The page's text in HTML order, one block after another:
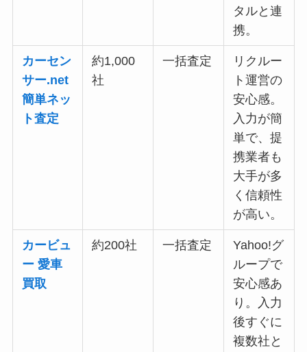
タルと連
携。
カーセン
サー.net
簡単ネッ
ト査定
約1,000
社
一括査定
リクルー
ト運営の
安心感。
入力が簡
単で、提
携業者も
大手が多
く信頼性
が高い。
カービュ
ー 愛車
買取
約200社 一括査定
Yahoo!グ
ループで
安心感あ
り。入力
後すぐに
複数社と